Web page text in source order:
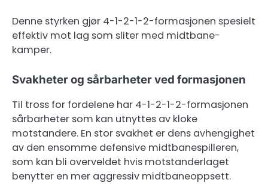
Denne styrken gjør 4-1-2-1-2-formasjonen spesielt
effektiv mot lag som sliter med midtbane-
kamper.
Svakheter og sårbarheter ved formasjonen
Til tross for fordelene har 4-1-2-1-2-formasjonen
sårbarheter som kan utnyttes av kloke
motstandere. En stor svakhet er dens avhengighet
av den ensomme defensive midtbanespilleren,
som kan bli overveldet hvis motstanderlaget
benytter en mer aggressiv midtbaneoppsett.